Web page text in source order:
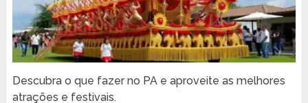
Descubra o que fazer no PA e aproveite as melhores
atrações e festivais.